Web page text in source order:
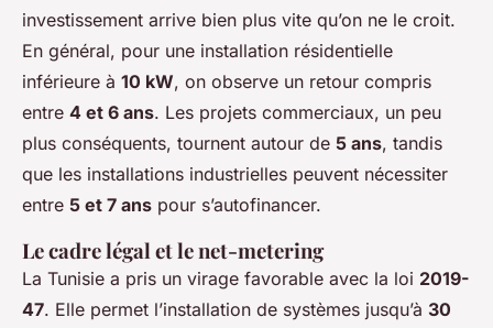
investissement arrive bien plus vite qu’on ne le croit.
En général, pour une installation résidentielle
inférieure à 10 kW, on observe un retour compris
entre 4 et 6 ans. Les projets commerciaux, un peu
plus conséquents, tournent autour de 5 ans, tandis
que les installations industrielles peuvent nécessiter
entre 5 et 7 ans pour s’autofinancer.
Le cadre légal et le net-metering
La Tunisie a pris un virage favorable avec la loi 2019-
47. Elle permet l’installation de systèmes jusqu’à 30